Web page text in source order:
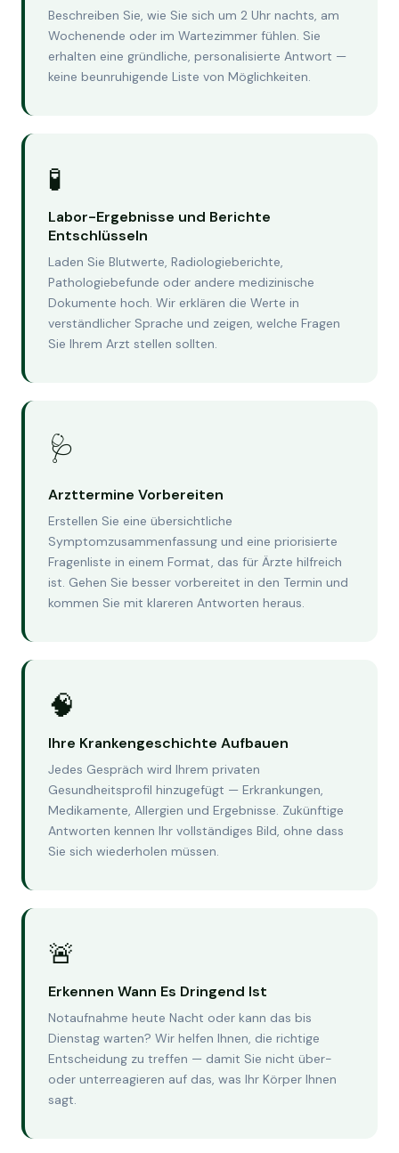
Beschreiben Sie, wie Sie sich um 2 Uhr nachts, am
Wochenende oder im Wartezimmer fühlen. Sie
erhalten eine gründliche, personalisierte Antwort —
keine beunruhigende Liste von Möglichkeiten.
🧪
Labor-Ergebnisse und Berichte
Entschlüsseln
Laden Sie Blutwerte, Radiologieberichte,
Pathologiebefunde oder andere medizinische
Dokumente hoch. Wir erklären die Werte in
verständlicher Sprache und zeigen, welche Fragen
Sie Ihrem Arzt stellen sollten.
🩺
Arzttermine Vorbereiten
Erstellen Sie eine übersichtliche
Symptomzusammenfassung und eine priorisierte
Fragenliste in einem Format, das für Ärzte hilfreich
ist. Gehen Sie besser vorbereitet in den Termin und
kommen Sie mit klareren Antworten heraus.
🧠
Ihre Krankengeschichte Aufbauen
Jedes Gespräch wird Ihrem privaten
Gesundheitsprofil hinzugefügt — Erkrankungen,
Medikamente, Allergien und Ergebnisse. Zukünftige
Antworten kennen Ihr vollständiges Bild, ohne dass
Sie sich wiederholen müssen.
🚨
Erkennen Wann Es Dringend Ist
Notaufnahme heute Nacht oder kann das bis
Dienstag warten? Wir helfen Ihnen, die richtige
Entscheidung zu treffen — damit Sie nicht über-
oder unterreagieren auf das, was Ihr Körper Ihnen
sagt.